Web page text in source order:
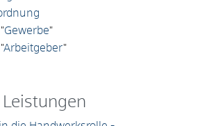
Gewerbe"
Arbeitgeber"